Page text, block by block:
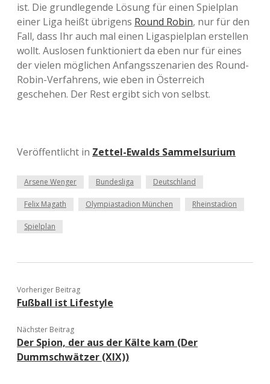
ist. Die grundlegende Lösung für einen Spielplan
einer Liga heißt übrigens Round Robin, nur für den
Fall, dass Ihr auch mal einen Ligaspielplan erstellen
wollt. Auslosen funktioniert da eben nur für eines
der vielen möglichen Anfangsszenarien des Round-
Robin-Verfahrens, wie eben in Österreich
geschehen. Der Rest ergibt sich von selbst.
Veröffentlicht in Zettel-Ewalds Sammelsurium
Arsene Wenger Bundesliga Deutschland
Felix Magath Olympiastadion München Rheinstadion
Spielplan
Vorheriger Beitrag
Fußball ist Lifestyle
Nächster Beitrag
Der Spion, der aus der Kälte kam (Der
Dummschwätzer (XIX))